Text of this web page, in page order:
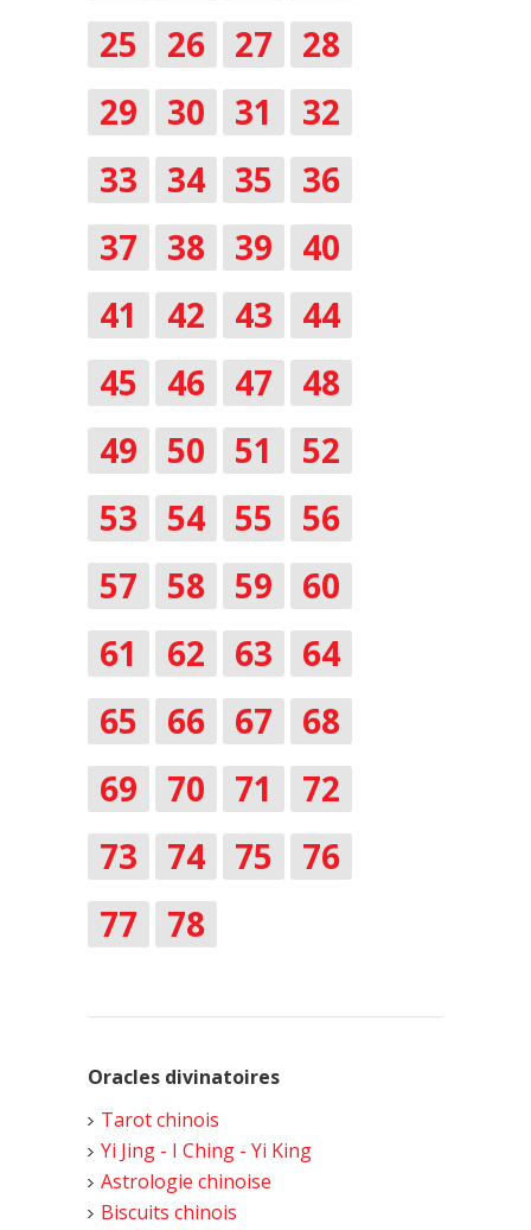
25
26 27
28
29
30 31
32
33
34 35
36
37
38 39
40
41
42 43
44
45
46 47
48
49
50 51
52
53
54 55
56
57
58 59
60
61
62 63
64
65
66 67
68
69
70 71
72
73
74 75
76
77
78
Oracles divinatoires
Tarot chinois
Yi Jing - I Ching - Yi King
Astrologie chinoise
Biscuits chinois